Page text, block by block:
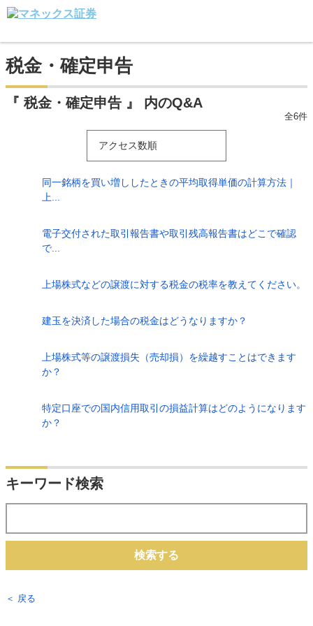
税金・確定申告
『 税金・確定申告 』 内のQ&A
全6件
アクセス数順
同一銘柄を買い増ししたときの平均取得単価の計算方法｜
上...
電子交付された取引報告書や取引残高報告書はどこで確認
で...
上場株式などの譲渡に対する税金の税率を教えてください。
建玉を決済した場合の税金はどうなりますか？
上場株式等の譲渡損失（売却損）を繰越すことはできます
か？
特定口座での国内信用取引の損益計算はどのようになります
か？
キーワード検索
検索する
＜ 戻る